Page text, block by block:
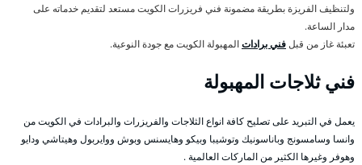
ولتنظيف الفريزة بطريقة مضمونة فني فريزرات الكويت مستعد لتقديم خدماته على
مدار الساعة.
تعبئة غاز من قبلفني براداتالمهبولة الكويت مع جودة النوعية.
فني ثلاجات المهبولة
يعمل في التبريد على تصليح كافة انواع الثلاجات والفريزرات والبرادات في الكويت من
وانسا وسامسونج وباناسونيك وتوشيبا وبيكو وهايسنس وبوش ووايربول وهيتاشي ودايو
وهوفر وغيرها الكثير من الماركات العالمية .